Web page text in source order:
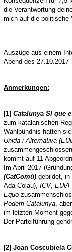
die Verantwortung
mich auf die politische
Auszüge aus einem
Abend des 27.10.2017
Anmerkungen:
[1] Catalunya Sí que
zum katalanischen
Wahlbündnis hatten
Unida i Alternativa
kommt auf 11
Im April 2017
(CatComú) gebildet, in
Ada Colau), ICV, EUiA
Equo
Podem Catalunya ,
im letzten Moment
Der Parteiführung
[2] Joan Coscubiela